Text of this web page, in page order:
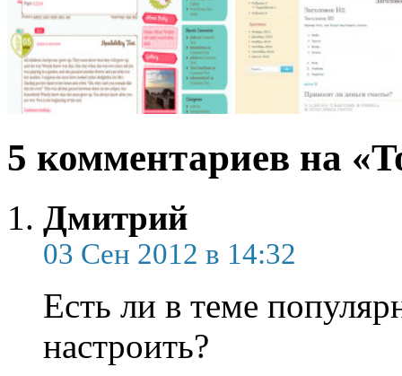
5 комментариев на
Дмитрий
03 Сен 2012 в 14:32
Есть ли в теме
настроить?